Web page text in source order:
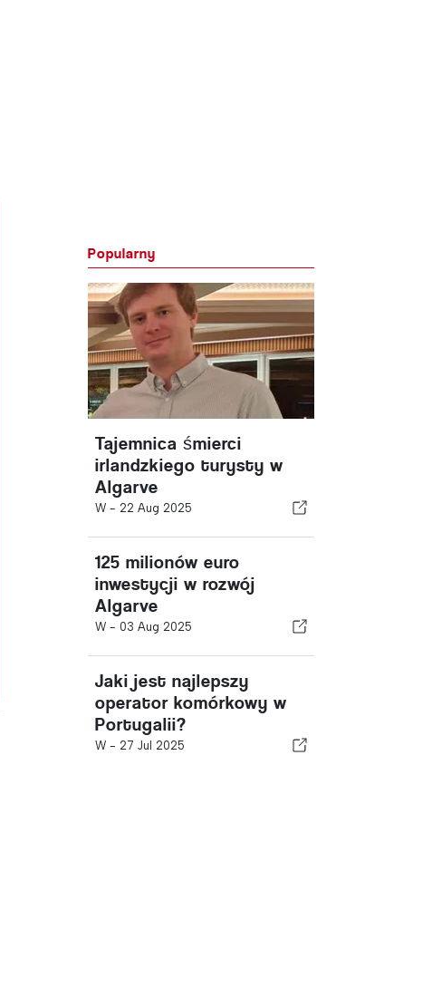
Popularny
Tajemnica śmierci
irlandzkiego turysty w
Algarve
W - 22 Aug 2025
125 milionów euro
inwestycji w rozwój
Algarve
W - 03 Aug 2025
Jaki jest najlepszy
operator komórkowy w
Portugalii?
W - 27 Jul 2025